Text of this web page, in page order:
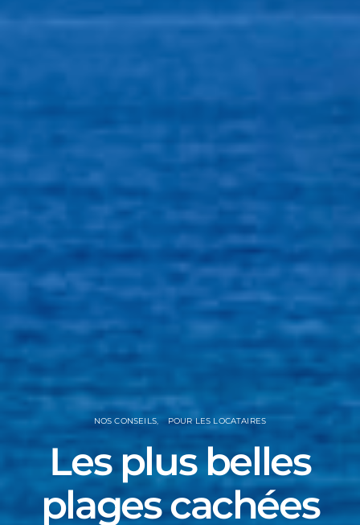
NOS CONSEILS POUR LES LOCATAIRES
Les plus belles
plages cachées